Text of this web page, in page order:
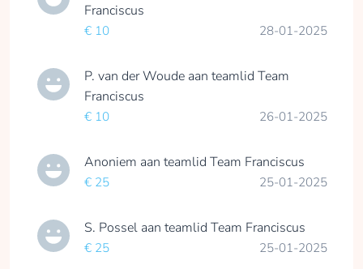
Franciscus
€ 10 28-01-2025
P. van der Woude aan teamlid Team
Franciscus
€ 10 26-01-2025
Anoniem aan teamlid Team Franciscus
€ 25 25-01-2025
S. Possel aan teamlid Team Franciscus
€ 25 25-01-2025